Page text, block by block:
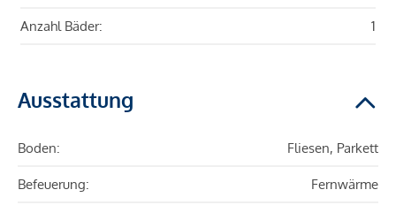
Anzahl Bäder: 1
Ausstattung
Boden: Fliesen, Parkett
Befeuerung: Fernwärme